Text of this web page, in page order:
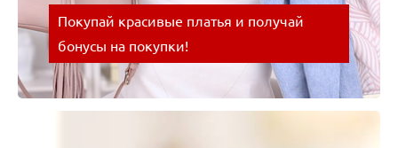
Покупай красивые платья и получай
бонусы на покупки!
Покупай красивые платья и получай бонусы на
покупки! Успевайте воспользоваться выгодным
предложением!